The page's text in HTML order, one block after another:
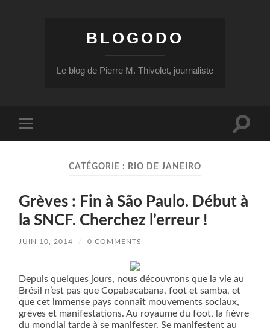
BLOGODO
Le blog de Pierre M. Thivolet, journaliste
mobile
Toggle
CATÉGORIE : RIO DE JANEIRO
Grèves : Fin à São Paulo. Début à
la SNCF. Cherchez l’erreur !
JUIN 10, 2014 / 0 COMMENTS
Depuis quelques jours, nous découvrons que la vie au
Brésil n’est pas que Copabacabana, foot et samba, et
que cet immense pays connaît mouvements sociaux,
grèves et manifestations. Au royaume du foot, la fièvre
du mondial tarde à se manifester. Se manifestent au